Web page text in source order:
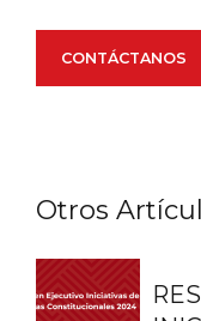
CONTÁCTANOS
Otros